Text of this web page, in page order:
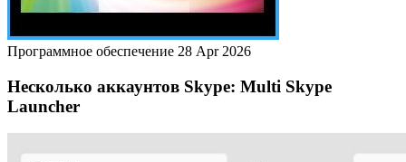
Программное обеспечение 28 Apr 2026
Несколько аккаунтов Skype: Multi Skype
Launcher